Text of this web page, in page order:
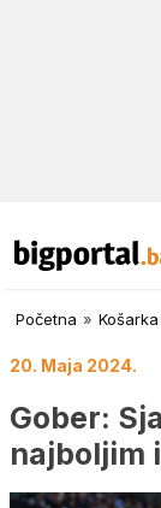
Početna » Košarka
20. Maja 2024.
Gober:
najboljim